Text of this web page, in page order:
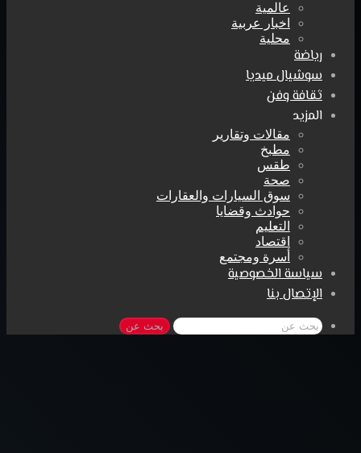
عالمية
اخبار عربية
محلية
رياضة
سوشيال ميديا
ثقافة وفن
المزيد
مقالات وتقارير
مطبخ
طقس
صحة
سوق السيارات والعقارات
حوادث وقضايا
التعليم
اقتصاد
أسرة ومجتمع
سياسة الخصوصية
الإتصال بنا
بحث عن